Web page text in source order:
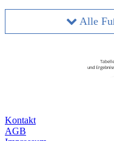
Alle
Kontakt
AGB